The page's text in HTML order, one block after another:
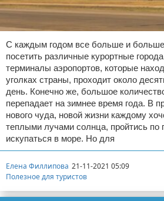
С каждым годом все больше и
посетить различные курортные
терминалы аэропортов, которые
уголках страны, проходит около
день. Конечно же, большое
перепадает на зимнее время года. В
нового чуда, новой жизни каждому
теплыми лучами солнца, пройтись по
искупаться в море. Но для
Елена Филлипова 21-11-2021 05:09
Полезное для туристов